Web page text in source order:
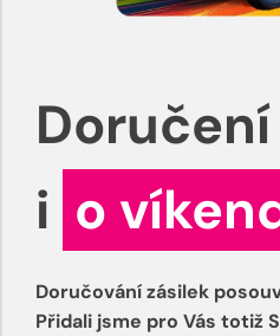
Doručení
i o
Doručování zásilek
Přidali jsme pro Vás totiž